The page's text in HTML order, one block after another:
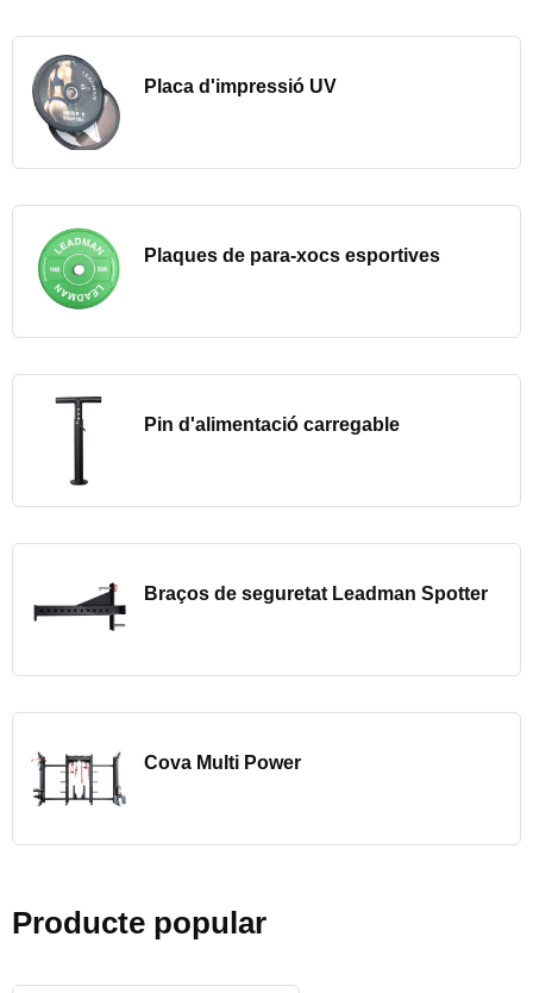
Placa d'impressió UV
Plaques de para-xocs esportives
Pin d'alimentació carregable
Braços de seguretat Leadman Spotter
Cova Multi Power
Producte popular